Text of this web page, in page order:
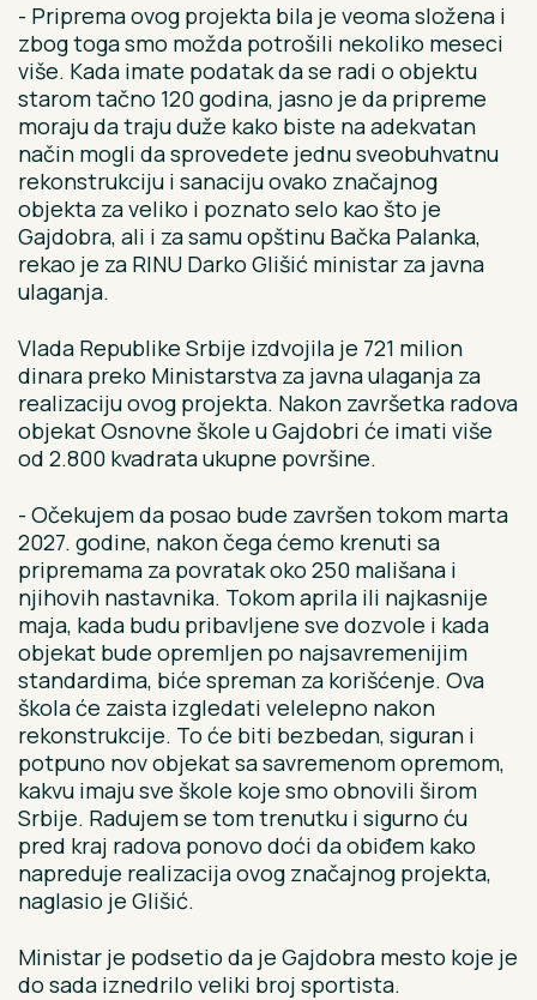
- Priprema ovog projekta bila je veoma složena i
zbog toga smo možda potrošili nekoliko meseci
više. Kada imate podatak da se radi o objektu
starom tačno 120 godina, jasno je da pripreme
moraju da traju duže kako biste na adekvatan
način mogli da sprovedete jednu sveobuhvatnu
rekonstrukciju i sanaciju ovako značajnog
objekta za veliko i poznato selo kao što je
Gajdobra, ali i za samu opštinu Bačka Palanka,
rekao je za RINU Darko Glišić ministar za javna
ulaganja.
Vlada Republike Srbije izdvojila je 721 milion
dinara preko Ministarstva za javna ulaganja za
realizaciju ovog projekta. Nakon završetka radova
objekat Osnovne škole u Gajdobri će imati više
od 2.800 kvadrata ukupne površine.
- Očekujem da posao bude završen tokom marta
2027. godine, nakon čega ćemo krenuti sa
pripremama za povratak oko 250 mališana i
njihovih nastavnika. Tokom aprila ili najkasnije
maja, kada budu pribavljene sve dozvole i kada
objekat bude opremljen po najsavremenijim
standardima, biće spreman za korišćenje. Ova
škola će zaista izgledati velelepno nakon
rekonstrukcije. To će biti bezbedan, siguran i
potpuno nov objekat sa savremenom opremom,
kakvu imaju sve škole koje smo obnovili širom
Srbije. Radujem se tom trenutku i sigurno ću
pred kraj radova ponovo doći da obiđem kako
napreduje realizacija ovog značajnog projekta,
naglasio je Glišić.
Ministar je podsetio da je Gajdobra mesto koje je
do sada iznedrilo veliki broj sportista.